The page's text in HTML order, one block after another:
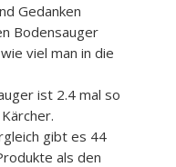
Gedanken
Bodensauger
viel man in die
ist 2.4 mal so
gibt es 44
als den